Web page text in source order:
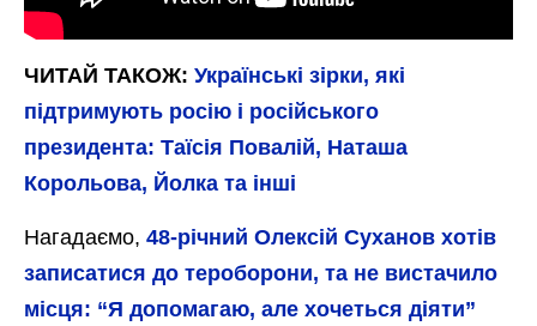
ЧИТАЙ ТАКОЖ: Українські зірки, які
підтримують росію і російського
президента: Таїсія Повалій, Наташа
Корольова, Йолка та інші
Нагадаємо, 48-річний Олексій Суханов хотів
записатися до тероборони, та не вистачило
місця: “Я допомагаю, але хочеться діяти”